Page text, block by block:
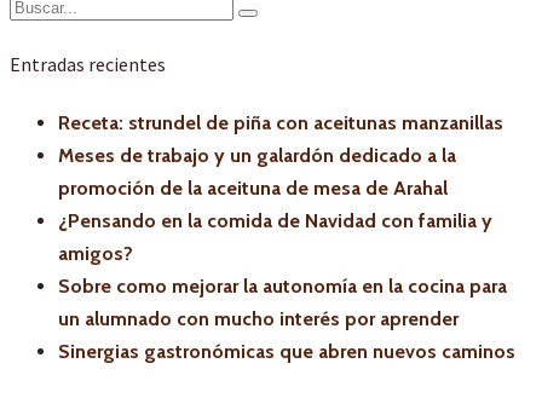
Entradas recientes
Receta: strundel de piña con aceitunas manzanillas
Meses de trabajo y un galardón dedicado a la
promoción de la aceituna de mesa de Arahal
¿Pensando en la comida de Navidad con familia y
amigos?
Sobre como mejorar la autonomía en la cocina para
un alumnado con mucho interés por aprender
Sinergias gastronómicas que abren nuevos caminos